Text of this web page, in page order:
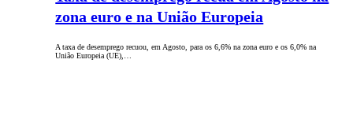
zona euro e na União Europeia
A taxa de desemprego recuou, em Agosto, para os 6,6% na zona euro e os 6,0% na
União Europeia (UE),…